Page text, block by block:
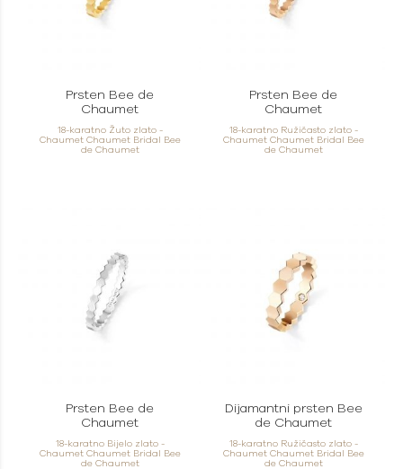
Prsten Bee de
Chaumet
18-karatno Žuto zlato -
Chaumet Chaumet Bridal Bee
de Chaumet
Prsten Bee de
Chaumet
18-karatno Ružičasto zlato -
Chaumet Chaumet Bridal Bee
de Chaumet
Prsten Bee de
Chaumet
18-karatno Bijelo zlato -
Chaumet Chaumet Bridal Bee
de Chaumet
Dijamantni prsten Bee
de Chaumet
18-karatno Ružičasto zlato -
Chaumet Chaumet Bridal Bee
de Chaumet